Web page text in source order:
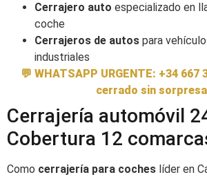
Cerrajero auto especializado en
coche
Cerrajeros de autos para
industriales
💬 WHATSAPP URGENTE: +34 667
cerrado sin
Cerrajería automóvil
Cobertura 12
Como cerrajería para coches líder en